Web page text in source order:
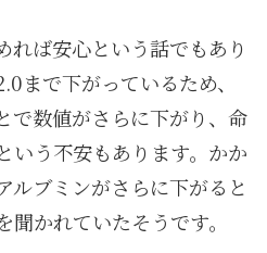
れば安心という話でもあり
まで下がっているため、
で数値がさらに下がり、命
いう不安もあります。かか
ルブミンがさらに下がると
かれていたそうです。